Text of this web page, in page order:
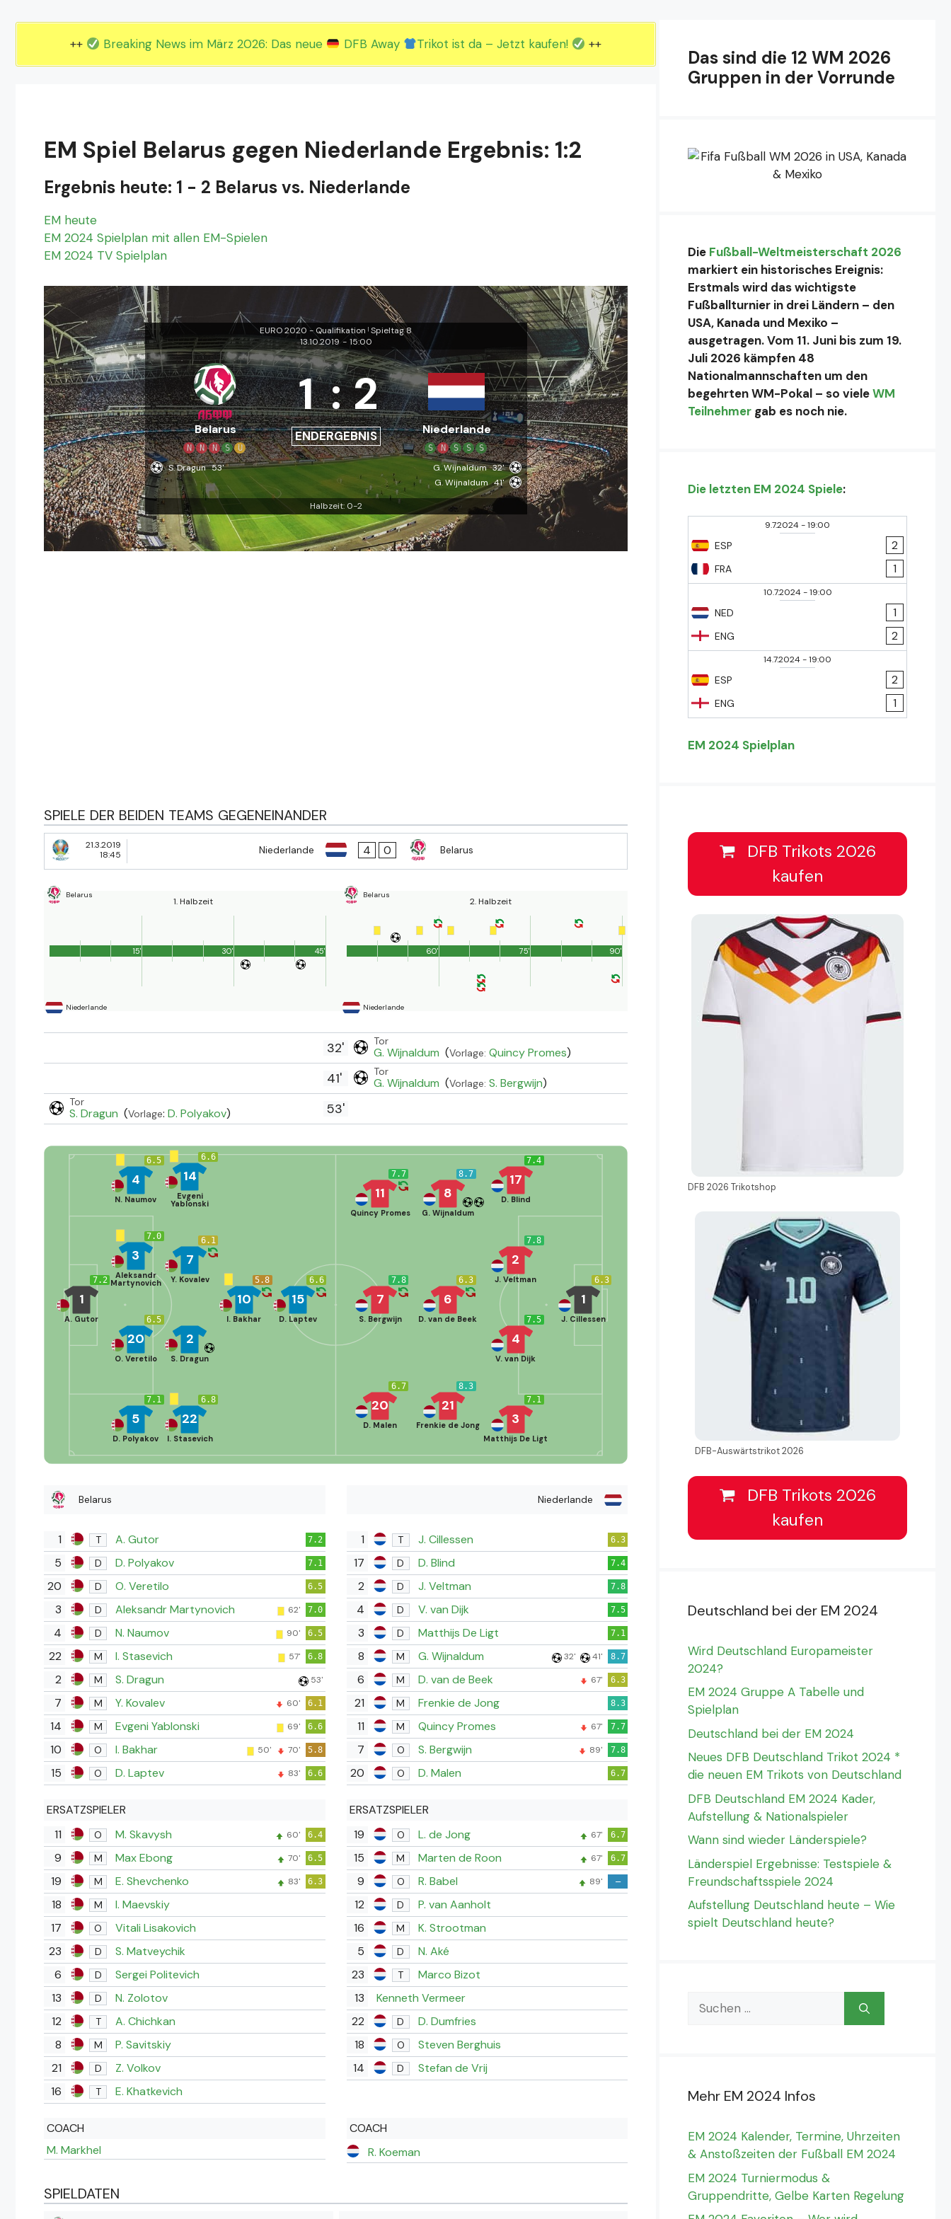
++ Breaking News im März 2026: Das neue DFB Away Trikot ist da – Jetzt kaufen! ++
EM Spiel Belarus gegen Niederlande Ergebnis: 1:2
Ergebnis heute: 1 - 2 Belarus vs. Niederlande
EM heute
EM 2024 Spielplan mit allen EM-Spielen
EM 2024 TV Spielplan
EURO 2020 - Qualifikation | Spieltag 8
13.10.2019 - 15:00
Belarus
N N N S U
1 :2
ENDERGEBNIS Niederlande
S N S S S
S. Dragun 53' G. Wijnaldum 32'
G. Wijnaldum 41'
Halbzeit: 0-2
SPIELE DER BEIDEN TEAMS GEGENEINANDER
21.3.2019
18:45
Niederlande 4 0 Belarus
Belarus
1. Halbzeit
Niederlande
45'
15' 30'
Belarus
2. Halbzeit
Niederlande
90'
60' 75'
32' Tor
G. Wijnaldum (Vorlage: Quincy Promes)
41' Tor
G. Wijnaldum (Vorlage: S. Bergwijn)
Tor
S. Dragun (Vorlage: D. Polyakov) 53'
7.2
1
A. Gutor
6.5
4
N. Naumov
7.0
3
Aleksandr
Martynovich
6.5
20
O. Veretilo
7.1
5
D. Polyakov
6.6
14
Evgeni
Yablonski
6.1
7
Y. Kovalev
2
S. Dragun
6.8
22
I. Stasevich
5.8
10
I. Bakhar
6.6
15
D. Laptev
6.3
1
J. Cillessen
7.1
3
Matthijs De Ligt
7.5
4
V. van Dijk
7.8
2
J. Veltman
7.4
17
D. Blind
8.3
21
Frenkie de Jong
6.3
6
D. van de Beek
8.7
8
G. Wijnaldum
6.7
20
D. Malen
7.8
7
S. Bergwijn
7.7
11
Quincy Promes
Belarus
1 T A. Gutor 7.2
5 D D. Polyakov 7.1
20 D O. Veretilo 6.5
3 D Aleksandr Martynovich 62' 7.0
4 D N. Naumov 90' 6.5
22 M I. Stasevich 57' 6.8
2 M S. Dragun 53'
7 M Y. Kovalev 60' 6.1
14 M Evgeni Yablonski 69' 6.6
10 O I. Bakhar 50' 70' 5.8
15 O D. Laptev 83' 6.6
ERSATZSPIELER
11
O M. Skavysh 60' 6.4
9 M Max Ebong 70' 6.5
19 M E. Shevchenko 83' 6.3
18 M
I. Maevskiy
17
O
Vitali Lisakovich
23
D
S. Matveychik
6
D
Sergei Politevich
13
D
N. Zolotov
12
T
A. Chichkan
8
M
P. Savitskiy
21
D
Z. Volkov
16
T E. Khatkevich
COACH
M. Markhel
Niederlande
1 T J. Cillessen 6.3
17 D D. Blind 7.4
2 D J. Veltman 7.8
4 D V. van Dijk 7.5
3 D Matthijs De Ligt 7.1
8 M G. Wijnaldum 32' 41' 8.7
6 M D. van de Beek 67' 6.3
21 M Frenkie de Jong 8.3
11 M Quincy Promes 67' 7.7
7 O S. Bergwijn 89' 7.8
20 O D. Malen 6.7
ERSATZSPIELER
19
O L. de Jong 67' 6.7
15 M Marten de Roon 67' 6.7
9 O R. Babel 89' –
12 D
P. van Aanholt
16
M
K. Strootman
5
D
N. Aké
23
T
Marco Bizot
13
Kenneth Vermeer
22
D
D. Dumfries
18
O
Steven Berghuis
14
D Stefan de Vrij
COACH
R. Koeman
SPIELDATEN
Das sind die 12 WM 2026
Gruppen in der Vorrunde
Die Fußball-Weltmeisterschaft 2026
markiert ein historisches Ereignis:
Erstmals wird das wichtigste
Fußballturnier in drei Ländern – den
USA, Kanada und Mexiko –
ausgetragen. Vom 11. Juni bis zum 19.
Juli 2026 kämpfen 48
Nationalmannschaften um den
begehrten WM-Pokal – so vieleWM
Teilnehmer gab es noch nie.
Die letzten EM 2024 Spiele:
9.7.2024-19:00
ESP
FRA
2
1
10.7.2024-19:00
NED
ENG
1
2
14.7.2024-19:00
ESP
ENG
2
1
EM 2024 Spielplan
DFB Trikots 2026
kaufen
DFB 2026 Trikotshop
DFB-Auswärtstrikot 2026
DFB Trikots 2026
kaufen
Deutschland bei der EM 2024
Wird Deutschland Europameister
2024?
EM 2024 Gruppe A Tabelle und
Spielplan
Deutschland bei der EM 2024
Neues DFB Deutschland Trikot 2024 *
die neuen EM Trikots von Deutschland
DFB Deutschland EM 2024 Kader,
Aufstellung & Nationalspieler
Wann sind wieder Länderspiele?
Länderspiel Ergebnisse: Testspiele &
Freundschaftsspiele 2024
Aufstellung Deutschland heute – Wie
spielt Deutschland heute?
Suchen
nach:
Mehr EM 2024 Infos
EM 2024 Kalender, Termine, Uhrzeiten
& Anstoßzeiten der Fußball EM 2024
EM 2024 Turniermodus &
Gruppendritte, Gelbe Karten Regelung